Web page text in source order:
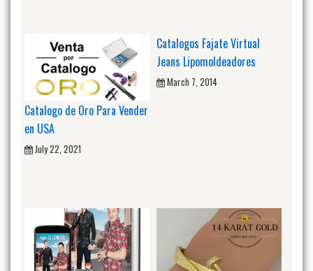
Catalogo de Oro Para Vender
en USA
July 22, 2021
Catalogos Fajate Virtual
Jeans Lipomoldeadores
March 7, 2014